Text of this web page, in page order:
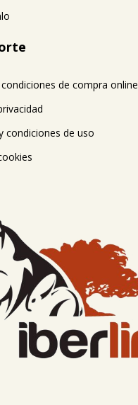
de compra online
condiciones de uso